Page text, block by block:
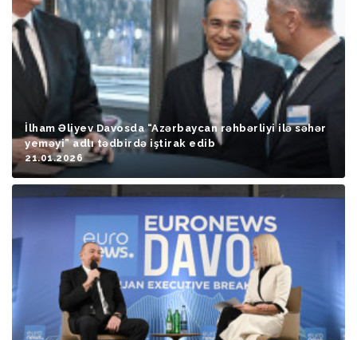
İlham Əliyev Davosda “Azərbaycan rəhbərliyi ilə səhər
yeməyi” adlı tədbirdə iştirak edib
21.01.2026